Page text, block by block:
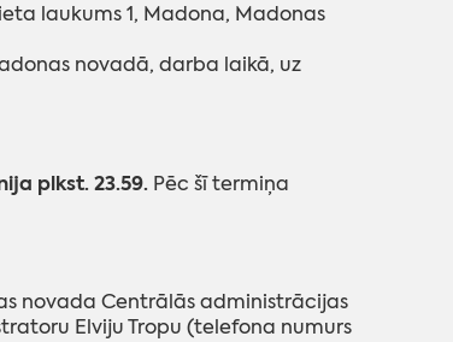
laukums 1, Madona, Madonas
novadā, darba laikā, uz
plkst. 23.59. Pēc šī termiņa
novada Centrālās administrācijas
Elviju Tropu (telefona numurs